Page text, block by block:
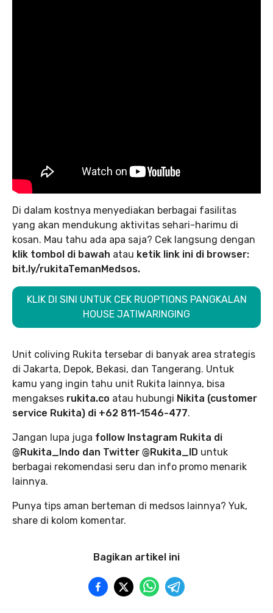
Di dalam kostnya menyediakan berbagai fasilitas
yang akan mendukung aktivitas sehari-harimu di
kosan. Mau tahu ada apa saja? Cek langsung dengan
klik tombol di bawah atau ketik link ini di browser:
bit.ly/rukitaTemanMedsos.
KLIK DI SINI UNTUK CEK RUOPTIONS PANGKALAN
HOUSE JATIWARINGING
Unit coliving Rukita tersebar di banyak area strategis
di Jakarta, Depok, Bekasi, dan Tangerang. Untuk
kamu yang ingin tahu unit Rukita lainnya, bisa
mengakses rukita.co atau hubungi Nikita (customer
service Rukita) di +62 811-1546-477.
Jangan lupa juga follow Instagram Rukita di
@Rukita_Indo dan Twitter @Rukita_ID untuk
berbagai rekomendasi seru dan info promo menarik
lainnya.
Punya tips aman berteman di medsos lainnya? Yuk,
share di kolom komentar.
Bagikan artikel ini